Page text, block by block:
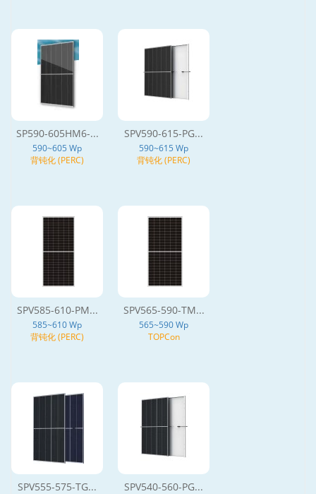
SP590-605HM6-...
590~605 Wp
背钝化 (PERC)
SPV590-615-PG...
590~615 Wp
背钝化 (PERC)
SPV585-610-PM...
585~610 Wp
背钝化 (PERC)
SPV565-590-TM...
565~590 Wp
TOPCon
SPV555-575-TG... SPV540-560-PG...